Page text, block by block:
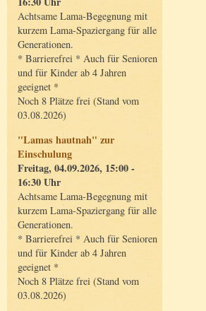
Achtsame Lama-Begegnung mit
kurzem Lama-Spaziergang für alle
Generationen.
* Barrierefrei * Auch für Senioren
und für Kinder ab 4 Jahren
geeignet *
Noch 8 Plätze frei (Stand vom
03.08.2026)
"Lamas hautnah" zur
Einschulung
Freitag, 04.09.2026, 15:00 -
16:30 Uhr
Achtsame Lama-Begegnung mit
kurzem Lama-Spaziergang für alle
Generationen.
* Barrierefrei * Auch für Senioren
und für Kinder ab 4 Jahren
geeignet *
Noch 8 Plätze frei (Stand vom
03.08.2026)